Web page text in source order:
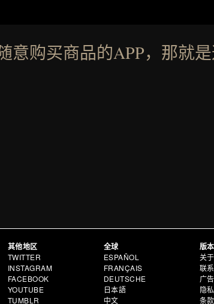
意购买商品的APP，那就
其他地区
TWITTER
INSTAGRAM
FACEBOOK
YOUTUBE
TUMBLR
全球
ESPAÑOL
FRANÇAIS
DEUTSCHE
日本語
中文
版
关
联
广告
隐私
条款